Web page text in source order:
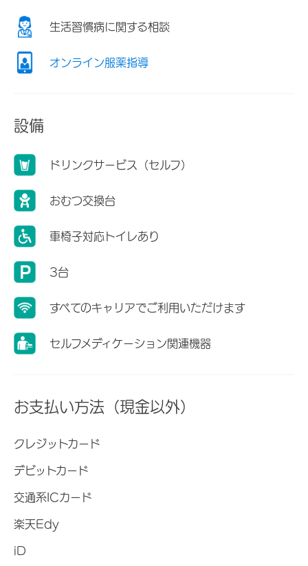
生活習慣病に関する相談
オンライン服薬指導
設備
ドリンクサービス（セルフ）
おむつ交換台
車椅子対応トイレあり
3台
すべてのキャリアでご利用いただけます
セルフメディケーション関連機器
お支払い方法（現金以外）
クレジットカード
デビットカード
交通系ICカード
楽天Edy
iD